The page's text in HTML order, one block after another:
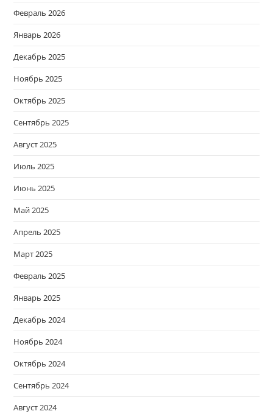
Февраль 2026
Январь 2026
Декабрь 2025
Ноябрь 2025
Октябрь 2025
Сентябрь 2025
Август 2025
Июль 2025
Июнь 2025
Май 2025
Апрель 2025
Март 2025
Февраль 2025
Январь 2025
Декабрь 2024
Ноябрь 2024
Октябрь 2024
Сентябрь 2024
Август 2024